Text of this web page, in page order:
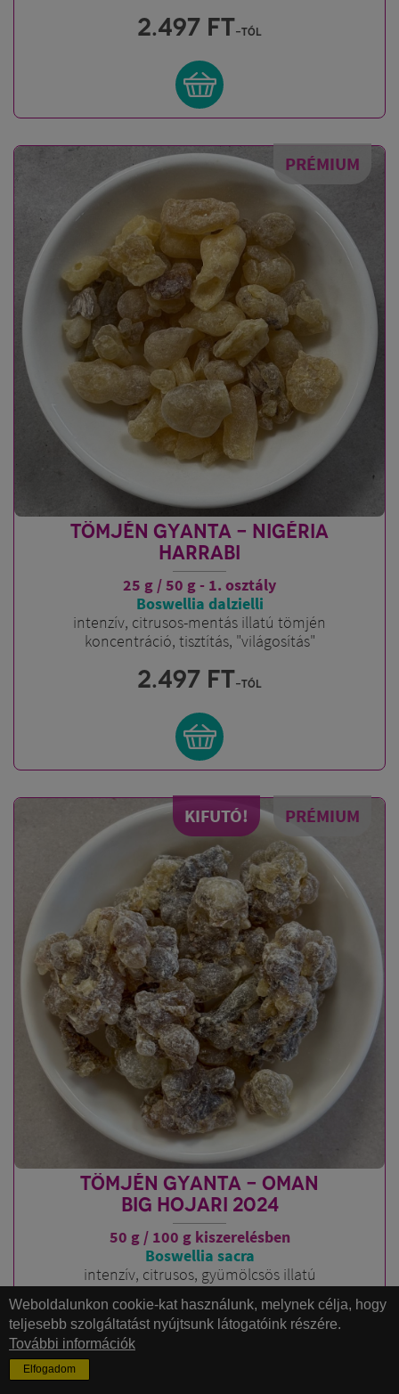
2.497 FT-tól
PRÉMIUM
TÖMJÉN GYANTA - NIGÉRIA
HARRABI
25 g / 50 g - 1. osztály
Boswellia dalzielli
intenzív, citrusos-mentás illatú tömjén
koncentráció, tisztítás, "világosítás"
2.497 FT-tól
KIFUTÓ! PRÉMIUM
TÖMJÉN GYANTA - OMAN
BIG HOJARI 2024
50 g / 100 g kiszerelésben
Boswellia sacra
intenzív, citrusos, gyümölcsös illatú
20 mm feletti szemekkel
5.998FT-tól
Weboldalunkon cookie-kat használunk, melynek célja, hogy
teljesebb szolgáltatást nyújtsunk látogatóink részére.
További információk
Elfogadom